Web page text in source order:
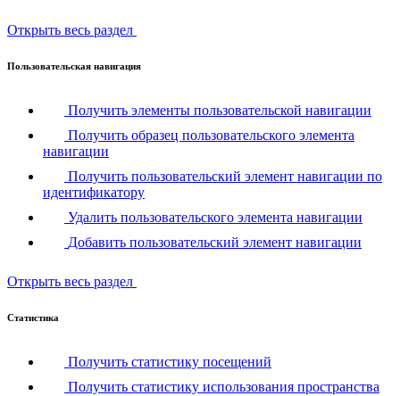
Открыть весь раздел
Пользовательская навигация
Получить элементы пользовательской навигации
Получить образец пользовательского элемента
навигации
Получить пользовательский элемент навигации по
идентификатору
Удалить пользовательского элемента навигации
Добавить пользовательский элемент навигации
Открыть весь раздел
Статистика
Получить статистику посещений
Получить статистику использования пространства